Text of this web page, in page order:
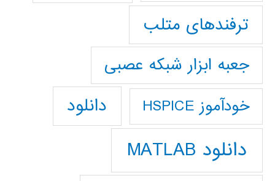
ترفندهای متلب
جعبه ابزار شبکه عصبی
خودآموز HSPICE دانلود
دانلود MATLAB